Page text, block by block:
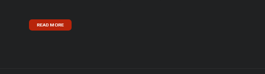
READ MORE